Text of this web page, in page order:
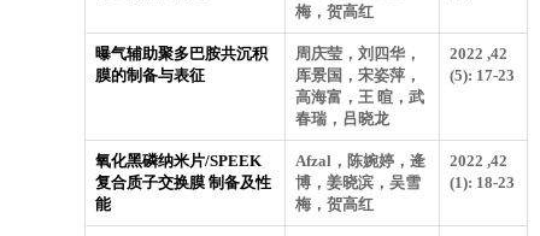
梅，贺高红
曝气辅助聚多巴胺共沉积
膜的制备与表征
周庆莹，刘四华，
厍景国，宋姿萍，
高海富，王 暄，武
春瑞，吕晓龙
2022 ,42
(5): 17-23
氧化黑磷纳米片/SPEEK
复合质子交换膜 制备及性
能
Afzal，陈婉婷，逄
博，姜晓滨，吴雪
梅，贺高红
2022 ,42
(1): 18-23